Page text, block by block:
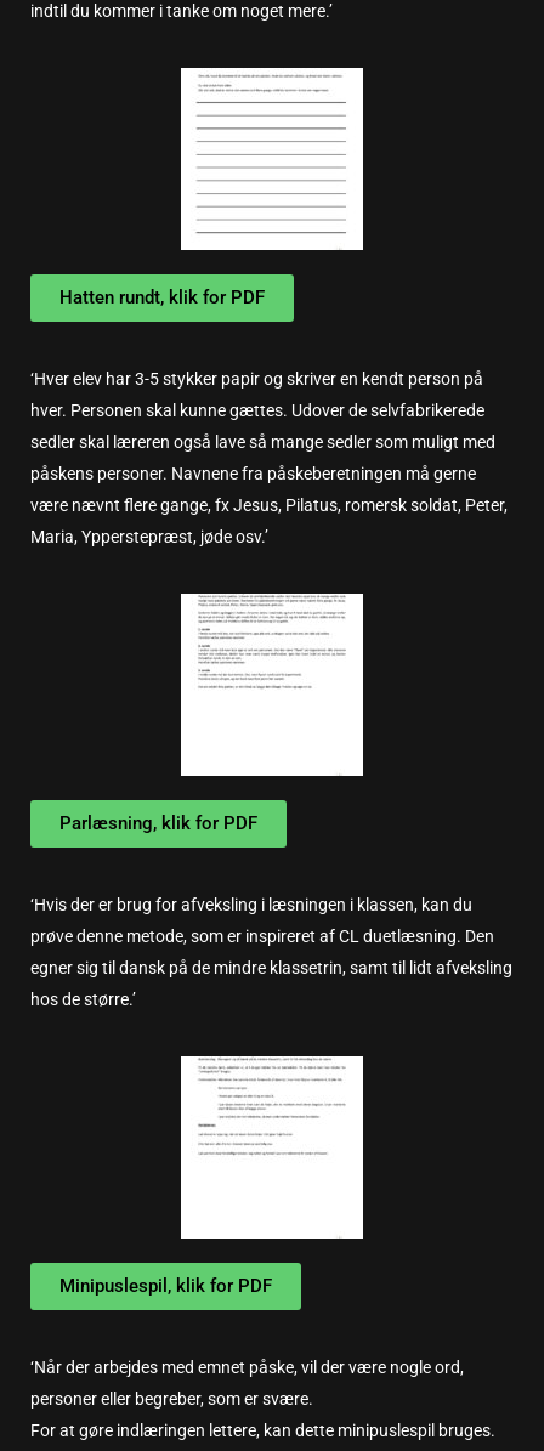
indtil du kommer i tanke om noget mere.’
Hatten rundt, klik for PDF
‘Hver elev har 3-5 stykker papir og skriver en kendt person på
hver. Personen skal kunne gættes. Udover de selvfabrikerede
sedler skal læreren også lave så mange sedler som muligt med
påskens personer. Navnene fra påskeberetningen må gerne
være nævnt flere gange, fx Jesus, Pilatus, romersk soldat, Peter,
Maria, Ypperstepræst, jøde osv.’
Parlæsning, klik for PDF
‘Hvis der er brug for afveksling i læsningen i klassen, kan du
prøve denne metode, som er inspireret af CL duetlæsning. Den
egner sig til dansk på de mindre klassetrin, samt til lidt afveksling
hos de større.’
Minipuslespil, klik for PDF
‘Når der arbejdes med emnet påske, vil der være nogle ord,
personer eller begreber, som er svære.
For at gøre indlæringen lettere, kan dette minipuslespil bruges.